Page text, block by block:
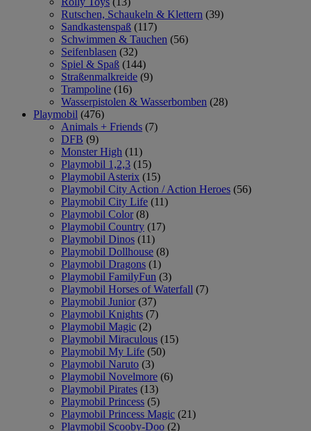
Rutschen, Schaukeln & Klettern (39)
Sandkastenspaß (117)
Schwimmen & Tauchen (56)
Seifenblasen (32)
Spiel & Spaß (144)
Straßenmalkreide (9)
Trampoline (16)
Wasserpistolen & Wasserbomben (28)
Playmobil (476)
Animals + Friends (7)
DFB (9)
Monster High (11)
Playmobil 1,2,3 (15)
Playmobil Asterix (15)
Playmobil City Action / Action Heroes (56)
Playmobil City Life (11)
Playmobil Color (8)
Playmobil Country (17)
Playmobil Dinos (11)
Playmobil Dollhouse (8)
Playmobil Dragons (1)
Playmobil FamilyFun (3)
Playmobil Horses of Waterfall (7)
Playmobil Junior (37)
Playmobil Knights (7)
Playmobil Magic (2)
Playmobil Miraculous (15)
Playmobil My Life (50)
Playmobil Naruto (3)
Playmobil Novelmore (6)
Playmobil Pirates (13)
Playmobil Princess (5)
Playmobil Princess Magic (21)
Playmobil Scooby-Doo (2)